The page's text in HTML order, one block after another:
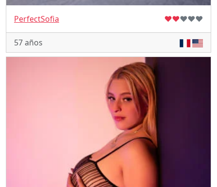
PerfectSofia ♥♥♥♥♥
57 años